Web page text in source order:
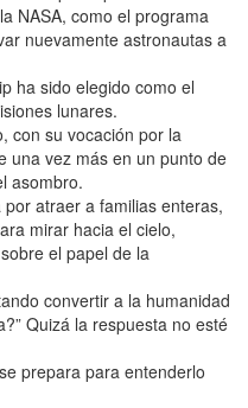
NASA, como el programa
nuevamente astronautas a
ha sido elegido como el
lunares.
con su vocación por la
una vez más en un punto de
asombro.
atraer a familias enteras,
mirar hacia el cielo,
el papel de la
convertir a la humanidad
Quizá la respuesta no esté
prepara para entenderlo